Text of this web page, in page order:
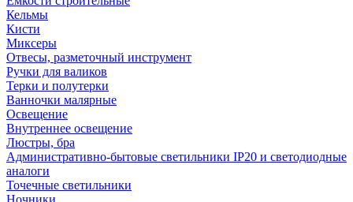
Кельмы
Кисти
Миксеры
Отвесы, разметочный инструмент
Ручки для валиков
Терки и полутерки
Ванночки малярные
Освещение
Внутреннее освещение
Люстры, бра
Административно-бытовые светильники IP20 и светодиодные
аналоги
Точечные светильники
Ночники